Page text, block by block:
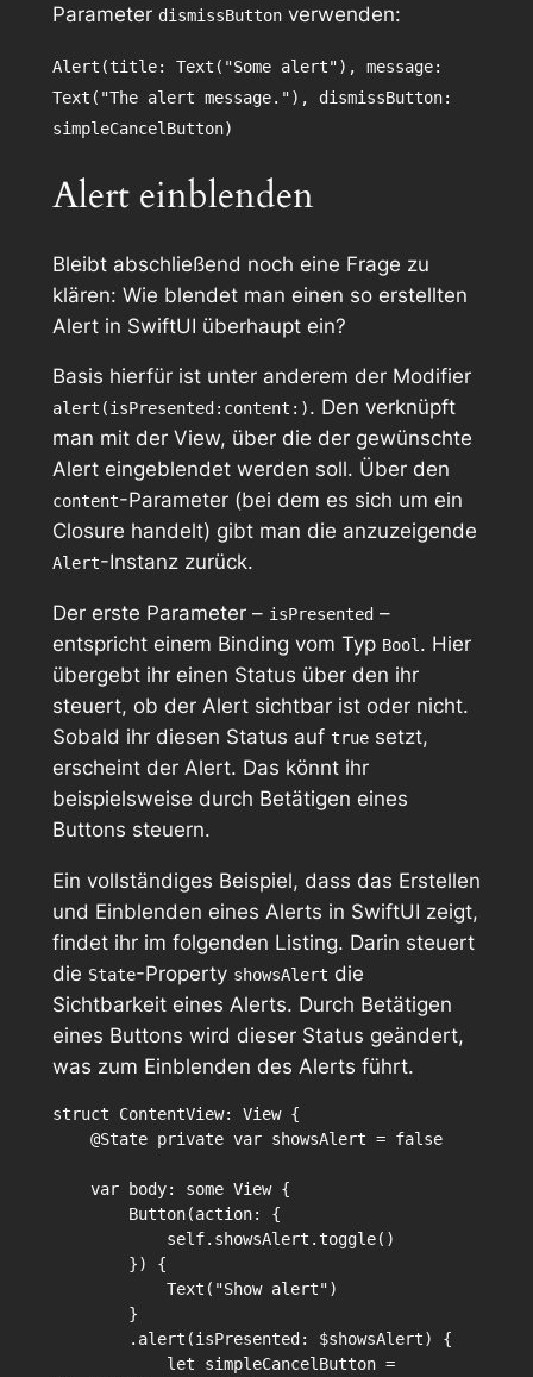
Parameter dismissButtonverwenden:
Alert(title: Text("Some alert"), message:
Text("The alert message."), dismissButton:
simpleCancelButton)
Alert einblenden
Bleibt abschließend noch eine Frage zu
klären: Wie blendet man einen so erstellten
Alert in SwiftUI überhaupt ein?
Basis hierfür ist unter anderem der Modifier
alert(isPresented:content:). Den verknüpft
man mit der View, über die der gewünschte
Alert eingeblendet werden soll. Über den
content-Parameter (bei dem es sich um ein
Closure handelt) gibt man die anzuzeigende
Alert-Instanz zurück.
Der erste Parameter – isPresented–
entspricht einem Binding vom Typ Bool . Hier
übergebt ihr einen Status über den ihr
steuert, ob der Alert sichtbar ist oder nicht.
Sobald ihr diesen Status auf truesetzt,
erscheint der Alert. Das könnt ihr
beispielsweise durch Betätigen eines
Buttons steuern.
Ein vollständiges Beispiel, dass das Erstellen
und Einblenden eines Alerts in SwiftUI zeigt,
findet ihr im folgenden Listing. Darin steuert
die State-Property showsAlert die
Sichtbarkeit eines Alerts. Durch Betätigen
eines Buttons wird dieser Status geändert,
was zum Einblenden des Alerts führt.
struct ContentView: View {